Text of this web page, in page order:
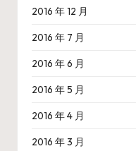
2016 年 12 月
2016 年 7 月
2016 年 6 月
2016 年 5 月
2016 年 4 月
2016 年 3 月